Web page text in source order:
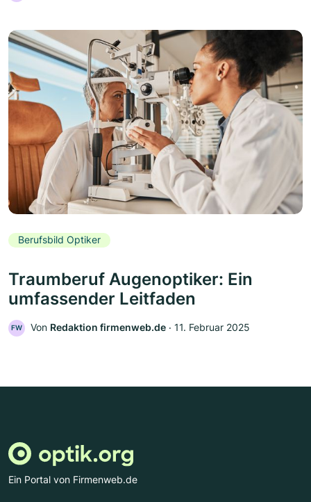
Berufsbild Optiker
Traumberuf Augenoptiker: Ein
umfassender Leitfaden
FW Von Redaktion firmenweb.de ‧ 11. Februar 2025
Ein Portal von Firmenweb.de